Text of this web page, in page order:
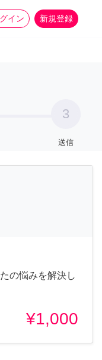
イン 新規登録
事 more_horiz
3
送信
の悩みを解決し
¥1,000